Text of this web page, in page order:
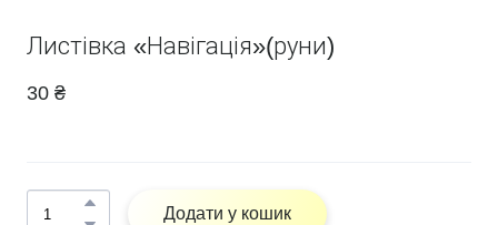
Листівка «Навігація»(руни)
30 ₴
Додати у кошик